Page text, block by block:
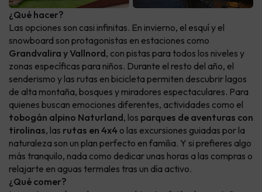
¿Qué hacer?
Las opciones son casi infinitas. En invierno, el esquí y el
snowboard son protagonistas en estaciones como
Grandvalira y Vallnord, con pistas para todos los niveles y
zonas específicas para niños. Durante el resto del año, el
senderismo y las rutas en bicicleta permiten descubrir lagos
de alta montaña, bosques y miradores espectaculares. Para
quienes buscan emociones diferentes, actividades como el
tobogán alpino Naturland, los parques de aventuras con
tirolinas, las rutas en 4x4 o las excursiones guiadas por la
naturaleza son un plan perfecto en familia. Y si prefieres algo
más tranquilo, nada como dedicar unas horas a las compras o
relajarte en aguas termales tras un día activo.
¿Qué comer?